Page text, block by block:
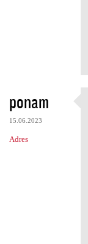
ponam
15.06.2023
Adres
I